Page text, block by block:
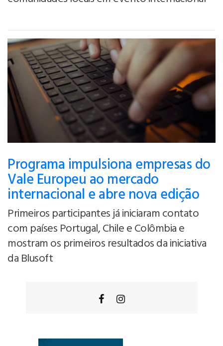
Programa impulsiona empresas do
Vale Europeu ao mercado
internacional e abre nova edição
Primeiros participantes já iniciaram contato
com países Portugal, Chile e Colômbia e
mostram os primeiros resultados da iniciativa
da Blusoft